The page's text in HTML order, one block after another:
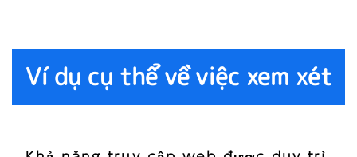
Ví dụ cụ thể về việc xem xét